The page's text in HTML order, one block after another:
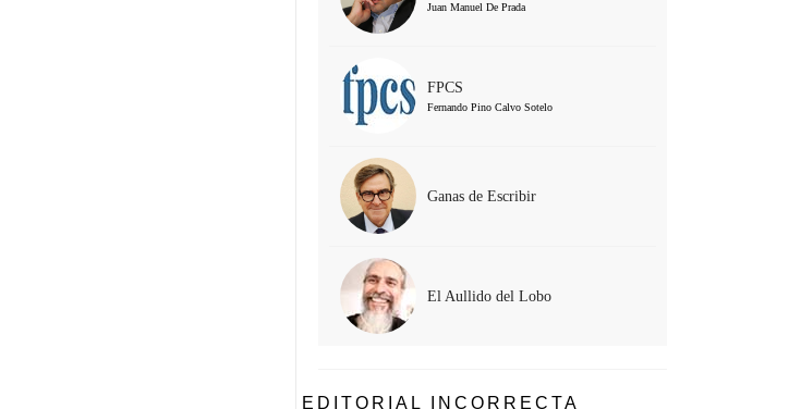
Juan Manuel De Prada
FPCS
Fernando Pino Calvo Sotelo
Ganas de Escribir
El Aullido del Lobo
EDITORIAL INCORRECTA